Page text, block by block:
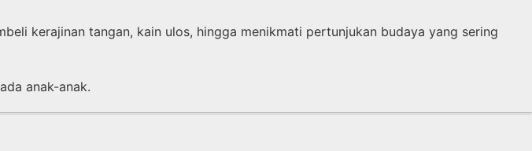
kerajinan tangan, kain ulos, hingga menikmati pertunjukan budaya yang sering
anak-anak.